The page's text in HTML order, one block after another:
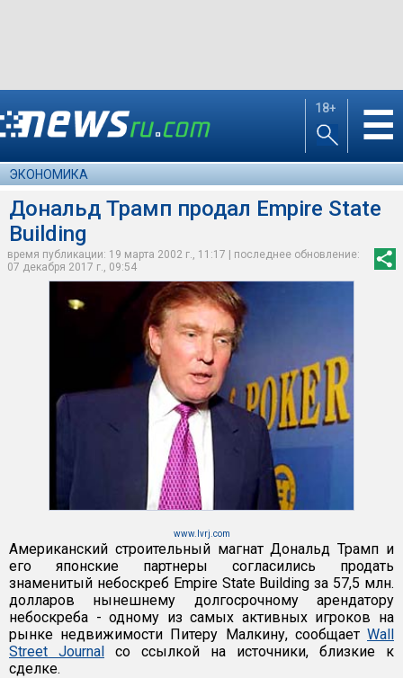
18+ ☰
ЭКОНОМИКА
Дональд Трамп продал Empire State
Building
время публикации: 19 марта 2002 г., 11:17 | последнее обновление:
07 декабря 2017 г., 09:54
www.lvrj.com
Американский строительный магнат Дональд Трамп и
его японские партнеры согласились продать
знаменитый небоскреб Empire State Building за 57,5 млн.
долларов нынешнему долгосрочному арендатору
небоскреба - одному из самых активных игроков на
рынке недвижимости Питеру Малкину, сообщает Wall
Street Journal со ссылкой на источники, близкие к
сделке.